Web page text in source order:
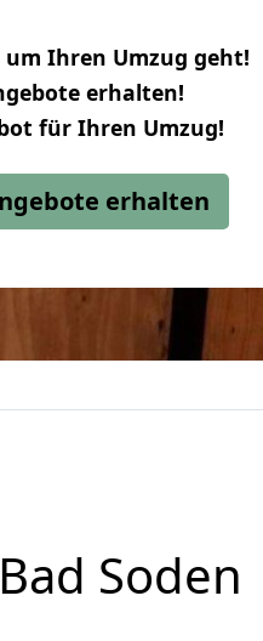
Ihren Umzug geht!
erhalten!
für Ihren Umzug!
erhalten
Soden